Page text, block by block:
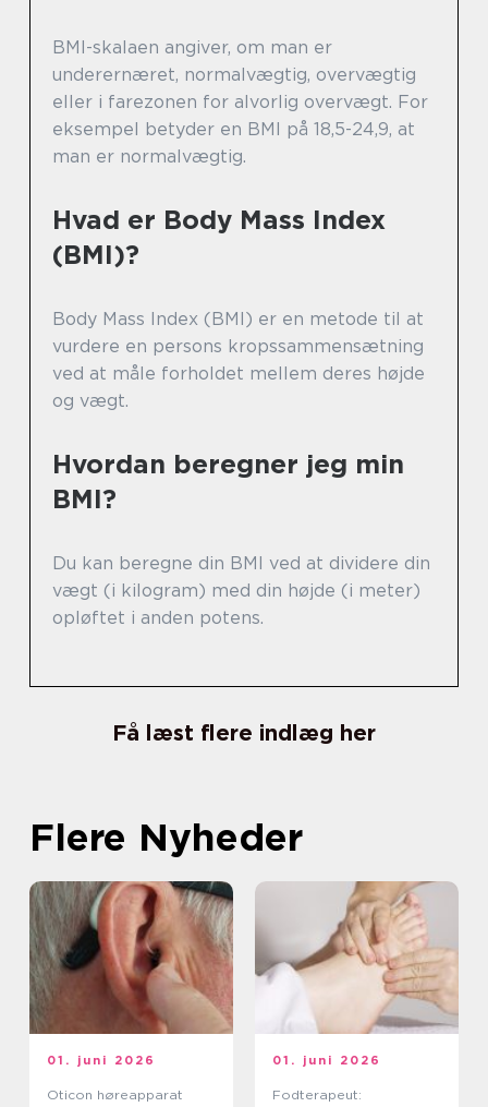
BMI-skalaen angiver, om man er
underernæret, normalvægtig, overvægtig
eller i farezonen for alvorlig overvægt. For
eksempel betyder en BMI på 18,5-24,9, at
man er normalvægtig.
Hvad er Body Mass Index
(BMI)?
Body Mass Index (BMI) er en metode til at
vurdere en persons kropssammensætning
ved at måle forholdet mellem deres højde
og vægt.
Hvordan beregner jeg min
BMI?
Du kan beregne din BMI ved at dividere din
vægt (i kilogram) med din højde (i meter)
opløftet i anden potens.
Få læst flere indlæg her
Flere Nyheder
01. juni 2026
Oticon høreapparat
01. juni 2026
Fodterapeut: